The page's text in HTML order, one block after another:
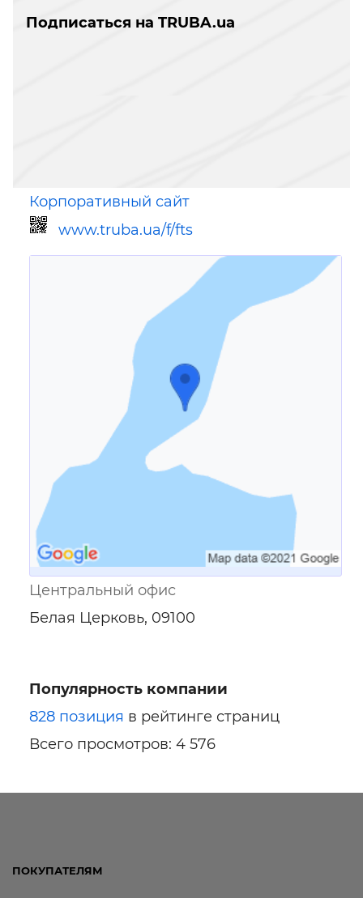
Подписаться на TRUBA.ua
Корпоративный сайт
www.truba.ua/f/fts
Ссылка для мобильных устройств
Центральный офис
Белая Церковь, 09100
Популярность компании
828 позиция в рейтинге страниц
Всего просмотров: 4 576
ПОКУПАТЕЛЯМ